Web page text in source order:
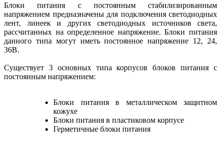
Блоки питания с постоянным стабилизированным
напряжением предназначены для подключения светодиодных
лент, линеек и других светодиодных источников света,
рассчитанных на определенное напряжение. Блоки питания
данного типа могут иметь постоянное напряжение 12, 24,
36В.
Существует 3 основных типа корпусов блоков питания с
постоянным напряжением:
Блоки питания в металлическом защитном
кожухе
Блоки питания в пластиковом корпусе
Герметичные блоки питания